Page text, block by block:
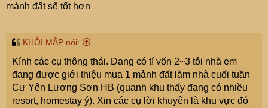
mảnh đất sẽ tốt hơn
KHÔI MẬP nói:
Kính các cụ thông thái. Đang có tí vốn 2~3 tỏi nhà em
đang được giới thiệu mua 1 mảnh đất làm nhà cuối tuần
Cư Yên Lương Sơn HB (quanh khu thấy đang có nhiều
resort, homestay ý). Xin các cụ lời khuyên là khu vực đó